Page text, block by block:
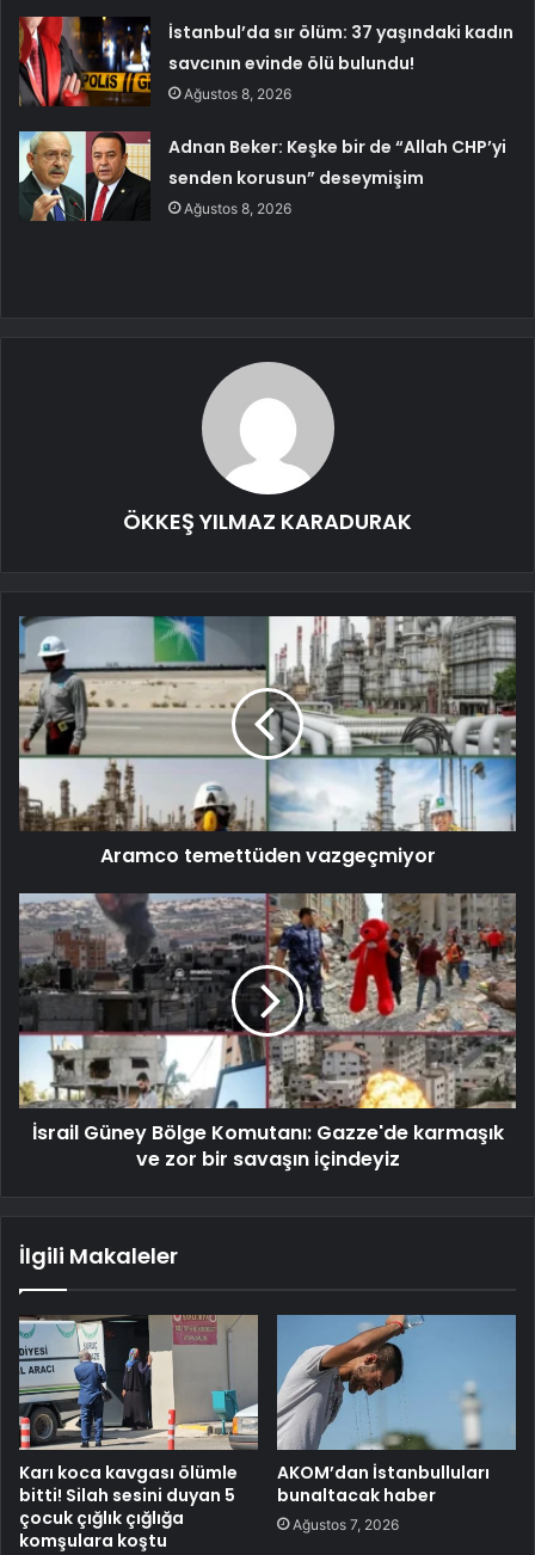
İstanbul’da sır ölüm: 37 yaşındaki kadın
savcının evinde ölü bulundu!
Ağustos 8, 2026
Adnan Beker: Keşke bir de “Allah CHP’yi
senden korusun” deseymişim
Ağustos 8, 2026
ÖKKEŞ YILMAZ KARADURAK
Aramco temettüden vazgeçmiyor
İsrail Güney Bölge Komutanı: Gazze'de karmaşık
ve zor bir savaşın içindeyiz
İlgili Makaleler
Karı koca kavgası ölümle
bitti! Silah sesini duyan 5
çocuk çığlık çığlığa
komşulara koştu
AKOM’dan İstanbulluları
bunaltacak haber
Ağustos 7, 2026